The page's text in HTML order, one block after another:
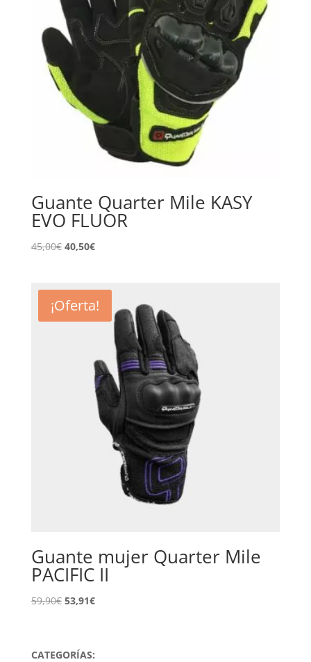
Guante Quarter Mile KASY
EVO FLUOR
45,00€ El
era:
45,00€.
40,50€El
es:
40,50€.
¡Oferta!
Guante mujer Quarter Mile
PACIFIC II
59,90€ El
era:
53,91€El
CATEGORÍAS: